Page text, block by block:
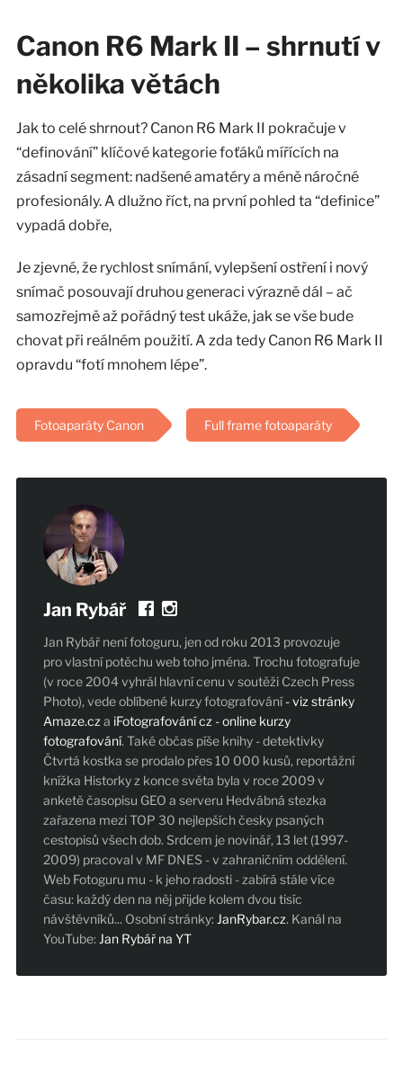
Canon R6 Mark II – shrnutí v
několika větách
Jak to celé shrnout? Canon R6 Mark II pokračuje v
“definování” klíčové kategorie foťáků mířících na
zásadní segment: nadšené amatéry a méně náročné
profesionály. A dlužno říct, na první pohled ta “definice”
vypadá dobře,
Je zjevné, že rychlost snímání, vylepšení ostření i nový
snímač posouvají druhou generaci výrazně dál – ač
samozřejmě až pořádný test ukáže, jak se vše bude
chovat při reálném použití. A zda tedy Canon R6 Mark II
opravdu “fotí mnohem lépe”.
Fotoaparáty Canon Full frame fotoaparáty
Jan Rybář
Jan Rybář není fotoguru, jen od roku 2013 provozuje
pro vlastní potěchu web toho jména. Trochu fotografuje
(v roce 2004 vyhrál hlavní cenu v soutěži Czech Press
Photo), vede oblíbené kurzy fotografování- viz stránky
Amaze.cz a iFotografování cz - online kurzy
fotografování. Také občas píše knihy - detektivky
Čtvrtá kostka se prodalo přes 10 000 kusů, reportážní
knížka Historky z konce světa byla v roce 2009 v
anketě časopisu GEO a serveru Hedvábná stezka
zařazena mezi TOP 30 nejlepších česky psaných
cestopisů všech dob. Srdcem je novinář, 13 let (1997-
2009) pracoval v MF DNES - v zahraničním oddělení.
Web Fotoguru mu - k jeho radosti - zabírá stále více
času: každý den na něj přijde kolem dvou tisíc
návštěvníků... Osobní stránky: JanRybar.cz. Kanál na
YouTube: Jan Rybář na YT